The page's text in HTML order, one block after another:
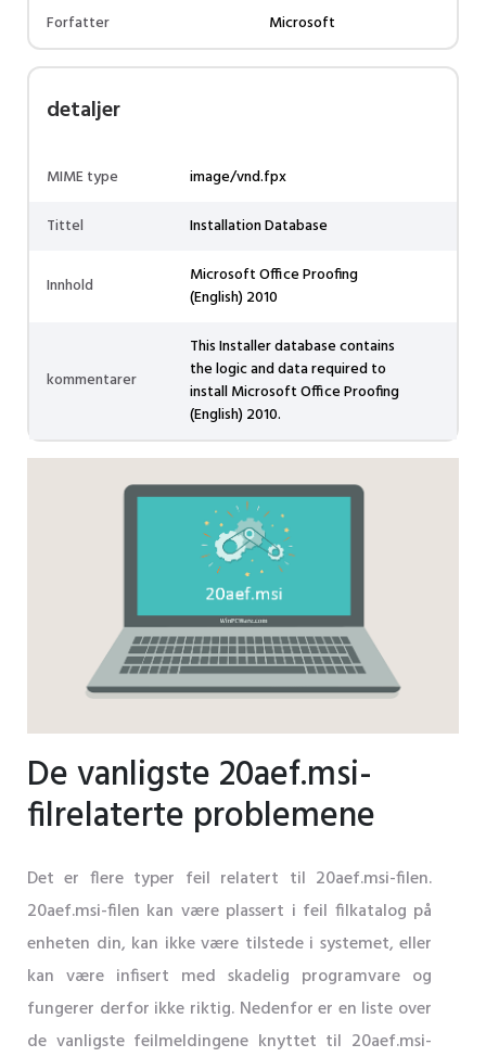
Forfatter Microsoft
detaljer
MIME type
image/vnd.fpx
Tittel
Installation Database
Innhold
Microsoft Office Proofing
(English) 2010
kommentarer
This Installer database contains
the logic and data required to
install Microsoft Office Proofing
(English) 2010.
De vanligste 20aef.msi-
filrelaterte problemene
Det er flere typer feil relatert til 20aef.msi-filen.
20aef.msi-filen kan være plassert i feil filkatalog på
enheten din, kan ikke være tilstede i systemet, eller
kan være infisert med skadelig programvare og
fungerer derfor ikke riktig. Nedenfor er en liste over
de vanligste feilmeldingene knyttet til 20aef.msi-